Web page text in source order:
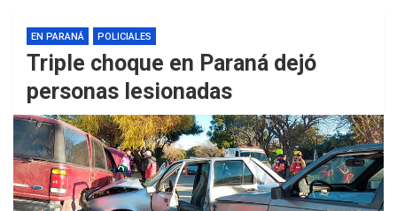
EN PARANÁ POLICIALES
Triple choque en Paraná dejó
personas lesionadas